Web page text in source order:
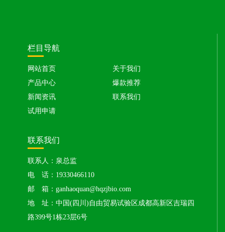
栏目导航
网站首页
关于我们
产品中心
爆款推荐
新闻资讯
联系我们
试用申请
联系我们
联系人：泉总监
电 话：19330466110
邮 箱：ganhaoquan@hqzjbio.com
地 址：中国(四川)自由贸易试验区成都高新区吉瑞四
路399号1栋23层6号